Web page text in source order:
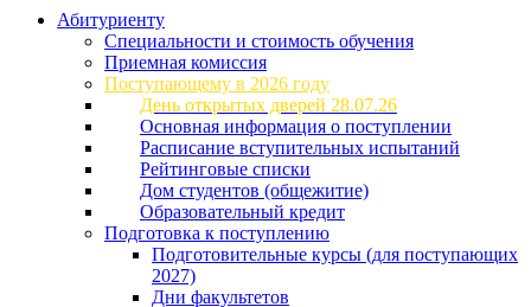
Абитуриенту
Специальности и стоимость обучения
Приемная комиссия
Поступающему в 2026 году
День открытых дверей 28.07.26
Основная информация о поступлении
Расписание вступительных испытаний
Рейтинговые списки
Дом студентов (общежитие)
Образовательный кредит
Подготовка к поступлению
Подготовительные курсы (для поступающих
2027)
Дни факультетов